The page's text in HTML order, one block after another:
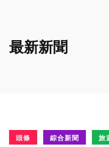
最新新聞
頭條 綜合新聞 旅